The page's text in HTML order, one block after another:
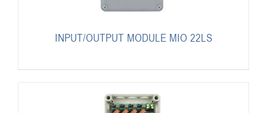
INPUT/OUTPUT MODULE MIO 22LS